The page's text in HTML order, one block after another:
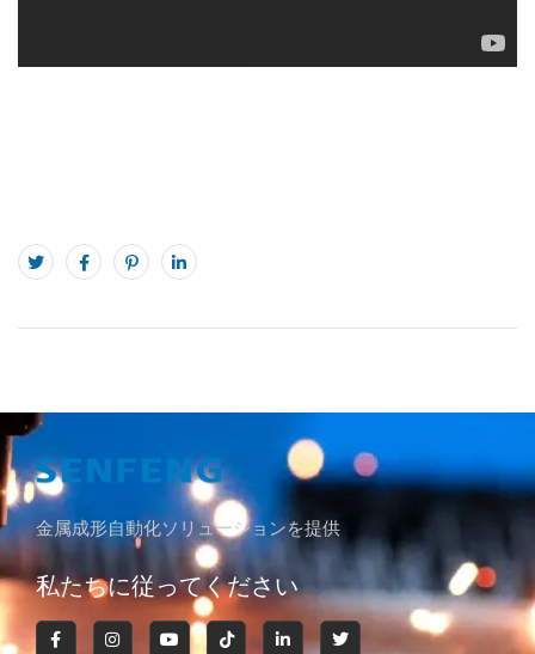
金属成形自動化ソリューションを提供
私たちに従ってください